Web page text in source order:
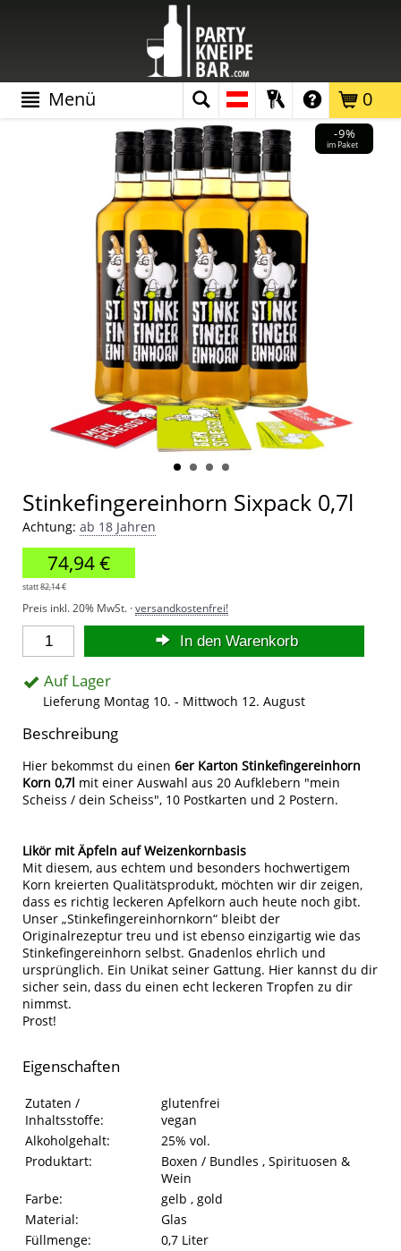
0
Menü
-9%
im Paket
Stinkefingereinhorn Sixpack 0,7l
Achtung: ab 18 Jahren
74,94 €
statt82,14 €
Preis inkl. 20% MwSt. ·versandkostenfrei!
In den Warenkorb
Auf Lager
Lieferung Montag 10. - Mittwoch 12. August
Beschreibung
Hier bekommst du einen 6er Karton Stinkefingereinhorn
Korn 0,7l mit einer Auswahl aus 20 Aufklebern "mein
Scheiss / dein Scheiss", 10 Postkarten und 2 Postern.
Likör mit Äpfeln auf Weizenkornbasis
Mit diesem, aus echtem und besonders hochwertigem
Korn kreierten Qualitätsprodukt, möchten wir dir zeigen,
dass es richtig leckeren Apfelkorn auch heute noch gibt.
Unser „Stinkefingereinhornkorn“ bleibt der
Originalrezeptur treu und ist ebenso einzigartig wie das
Stinkefingereinhorn selbst. Gnadenlos ehrlich und
ursprünglich. Ein Unikat seiner Gattung. Hier kannst du dir
sicher sein, dass du einen echt leckeren Tropfen zu dir
nimmst.
Prost!
Eigenschaften
Eigenschaften des Produkts
Eigenschaft
Zutaten /
Inhaltsstoffe:
glutenfrei
vegan
Alkoholgehalt:
25% vol.
Produktart:
Boxen / Bundles , Spirituosen &
Wein
Farbe:
gelb , gold
Material:
Glas
Füllmenge:
0,7 Liter